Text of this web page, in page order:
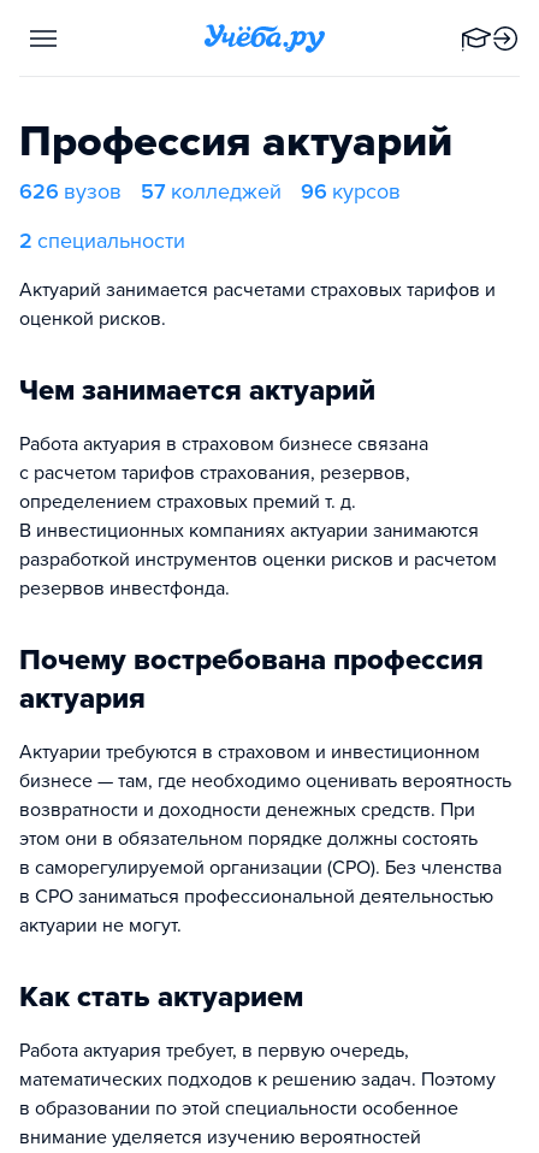
Профессия актуарий
626 вузов 57 колледжей 96 курсов
2 специальности
Актуарий занимается расчетами страховых тарифов и
оценкой рисков.
Чем занимается актуарий
Работа актуария в страховом бизнесе связана
с расчетом тарифов страхования, резервов,
определением страховых премий т. д.
В инвестиционных компаниях актуарии занимаются
разработкой инструментов оценки рисков и расчетом
резервов инвестфонда.
Почему востребована профессия
актуария
Актуарии требуются в страховом и инвестиционном
бизнесе — там, где необходимо оценивать вероятность
возвратности и доходности денежных средств. При
этом они в обязательном порядке должны состоять
в саморегулируемой организации (СРО). Без членства
в СРО заниматься профессиональной деятельностью
актуарии не могут.
Как стать актуарием
Работа актуария требует, в первую очередь,
математических подходов к решению задач. Поэтому
в образовании по этой специальности особенное
внимание уделяется изучению вероятностей